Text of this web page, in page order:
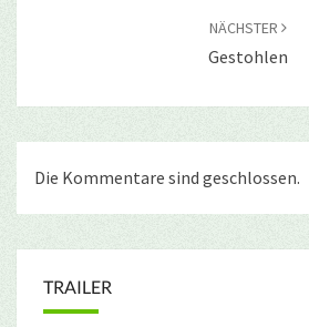
NÄCHSTER
Gestohlen
Die Kommentare sind geschlossen.
TRAILER